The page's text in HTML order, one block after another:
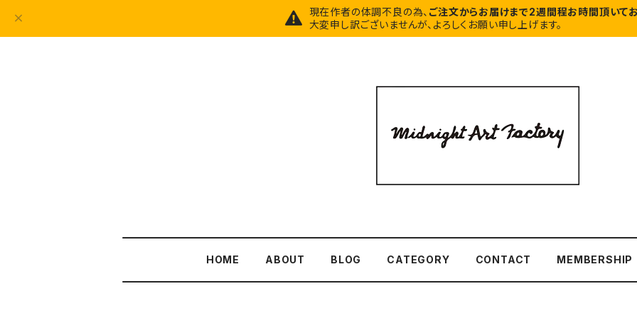
現在作者の体調不良の為、 ご注文からお届けまで2週間程お時間頂いてお
大変申し訳ございませんが、よろしくお願い申し上げます。
HOME ABOUT BLOG CATEGORY CONTACT MEMBERSHIP